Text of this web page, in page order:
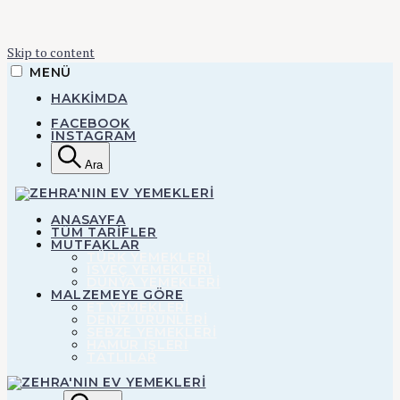
Skip to content
MENÜ
HAKKIMDA
FACEBOOK
INSTAGRAM
Ara
Zehra'nın Ev
Yemekleri
ZEHRA'NIN EV YEMEKLERI
ANASAYFA
TÜM TARİFLER
MUTFAKLAR
MALZEMEYE GÖRE